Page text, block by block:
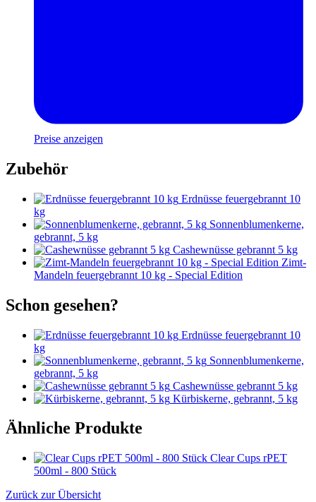
Preise anzeigen
Zubehör
Erdnüsse feuergebrannt 10
kg
Sonnenblumenkerne,
gebrannt, 5 kg
Cashewnüsse gebrannt 5 kg
Zimt-
Mandeln feuergebrannt 10 kg - Special Edition
Schon gesehen?
Erdnüsse feuergebrannt 10
kg
Sonnenblumenkerne,
gebrannt, 5 kg
Cashewnüsse gebrannt 5 kg
Kürbiskerne, gebrannt, 5 kg
Ähnliche Produkte
Clear Cups rPET
500ml - 800 Stück
Zurück zur Übersicht